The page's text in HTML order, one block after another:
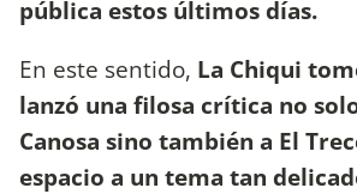
pública estos últimos días.
En este sentido, La Chiqui
lanzó una filosa crítica no
Canosa sino también a El
espacio a un tema tan